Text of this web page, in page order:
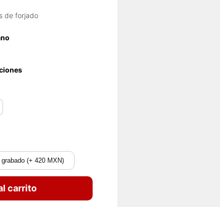
de forjado
grabado (+ 420 MXN)
carrito